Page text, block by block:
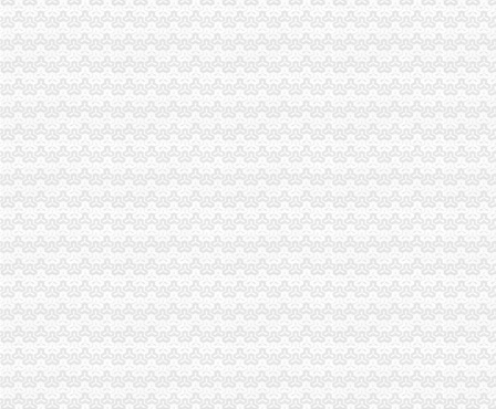
重庆天地代办进出口公司
海haiyao品牌代理招商-招商加盟-globrand（全球品牌网）
重庆物流服务公司_物流服务厂_生产厂家企业公司
重庆地铁隧道项目引进盾构机设备招标报关代理公司
中原地产免中介费家代理“重庆瑞安天地”-房产新闻-重庆搜狐焦点网
重庆恒信天地房地产代理有限公司发展战略研究-收费硕士博士论文-论
国内速递代理厂家_国内速递代理厂家/公司-阿里巴巴公司黄页
天津港巧克力代理进口公司_志趣网
中东专线深圳市飞达国际货运代理有限公司有[公司已核实]-搜狐
深圳证券交易所上市公司_焦点_新浪财经_新浪网
大连盾构机进口清关代理公司-中国制造交易网
朝天门代办进出口公司
重庆蝶丽人贸易有限公司2017新招聘信息_电话_地址-58企业名录
重庆重庆西源商标代理有限公司附近酒店【携程酒店】_第7页
重庆国际货运专线：渝新欧进口平行车运输清关代理-重庆爱问分类
【重庆朝天门易碎品物流_易碎品运输价格_易碎品托运电话】-重庆赶
重庆朝天门火锅加盟,重庆朝天门火锅代理,重庆朝天门火锅连锁加